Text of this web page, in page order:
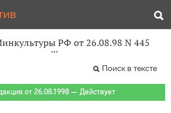
РФ от 26.08.98 N 445
Поиск в тексте
от 26.08.1998 — Действует